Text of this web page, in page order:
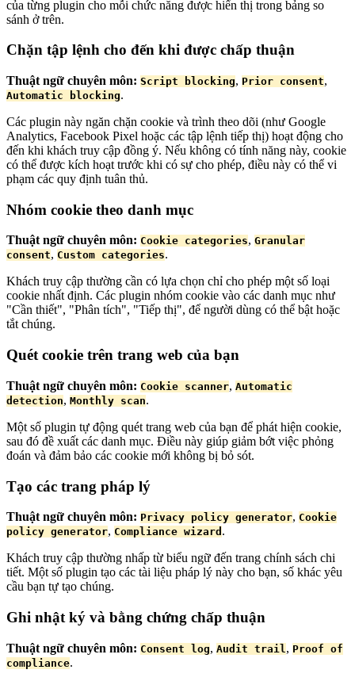
của từng plugin cho mỗi chức năng được hiển thị trong bảng so
sánh ở trên.
Chặn tập lệnh cho đến khi được chấp thuận
Thuật ngữ chuyên môn: Script blocking, Prior consent,
Automatic blocking.
Các plugin này ngăn chặn cookie và trình theo dõi (như Google
Analytics, Facebook Pixel hoặc các tập lệnh tiếp thị) hoạt động cho
đến khi khách truy cập đồng ý. Nếu không có tính năng này, cookie
có thể được kích hoạt trước khi có sự cho phép, điều này có thể vi
phạm các quy định tuân thủ.
Nhóm cookie theo danh mục
Thuật ngữ chuyên môn: Cookie categories, Granular
consent, Custom categories.
Khách truy cập thường cần có lựa chọn chỉ cho phép một số loại
cookie nhất định. Các plugin nhóm cookie vào các danh mục như
"Cần thiết", "Phân tích", "Tiếp thị", để người dùng có thể bật hoặc
tắt chúng.
Quét cookie trên trang web của bạn
Thuật ngữ chuyên môn: Cookie scanner, Automatic
detection, Monthly scan.
Một số plugin tự động quét trang web của bạn để phát hiện cookie,
sau đó đề xuất các danh mục. Điều này giúp giảm bớt việc phỏng
đoán và đảm bảo các cookie mới không bị bỏ sót.
Tạo các trang pháp lý
Thuật ngữ chuyên môn: Privacy policy generator, Cookie
policy generator, Compliance wizard .
Khách truy cập thường nhấp từ biểu ngữ đến trang chính sách chi
tiết. Một số plugin tạo các tài liệu pháp lý này cho bạn, số khác yêu
cầu bạn tự tạo chúng.
Ghi nhật ký và bằng chứng chấp thuận
Thuật ngữ chuyên môn: Consent log, Audit trail , Proof of
compliance.